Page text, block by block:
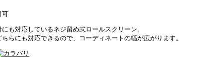
可
も対応しているネジ留め式ロールスクリーン。
らにも対応できるので、コーディネートの幅が広がります。